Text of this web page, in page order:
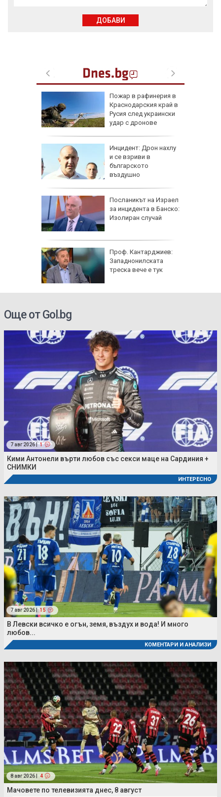
Пожар в рафинерия в
Краснодарския край в
Русия след украински
удар с дронове
Инцидент: Дрон нахлу
и се взриви в
българското
въздушно
Посланикът на Израел
за инцидента в Банско:
Изолиран случай
Проф. Кантарджиев:
Западнонилската
треска вече е тук
ДОБАВИ
Още от Gol.bg
7 авг 2026 | 1
Кими Антонели върти любов със секси маце на Сардиния +
СНИМКИ
ИНТЕРЕСНО
7 авг 2026 | 15
В Левски всичко е огън, земя, въздух и вода! И много
любов...
КОМЕНТАРИ И АНАЛИЗИ
8 авг 2026 | 4
Мачовете по телевизията днес, 8 август